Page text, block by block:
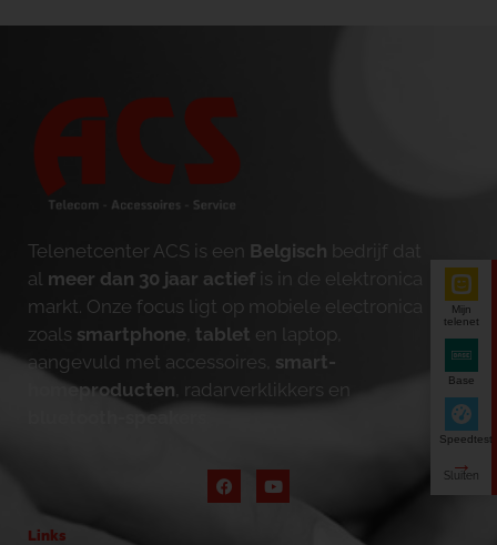
Telenetcenter ACS is een Belgisch bedrijf dat
al meer dan 30 jaar actief is in de elektronica
markt. Onze focus ligt op mobiele electronica
zoals smartphone tablet en laptop,
aangevuld met accessoires, smart-
homeproducten , radarverklikkers en
bluetooth-speakers
Links
Mijn
telenet
Base
Speedtest